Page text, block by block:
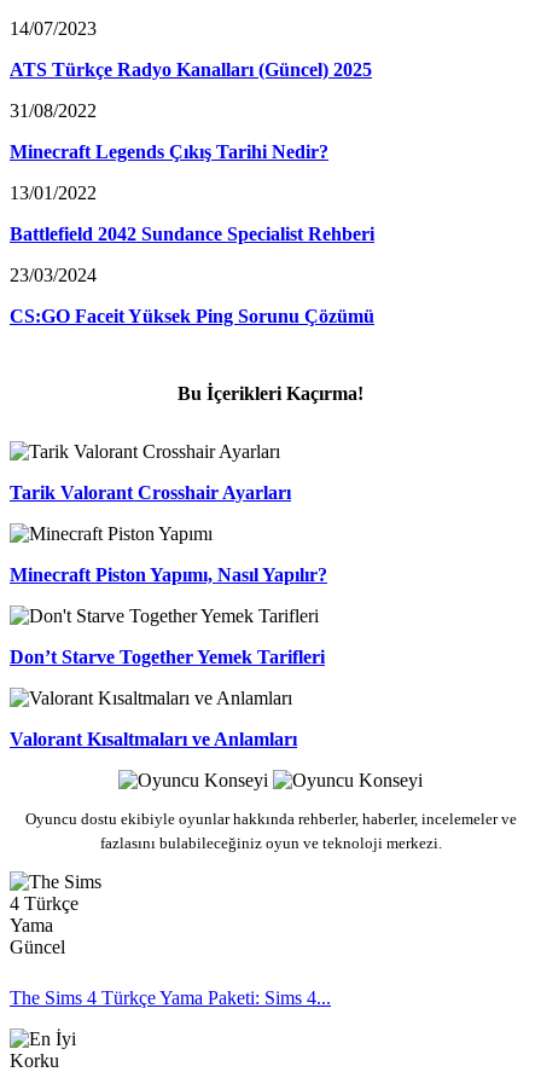
14/07/2023
ATS Türkçe Radyo Kanalları (Güncel) 2025
31/08/2022
Minecraft Legends Çıkış Tarihi Nedir?
13/01/2022
Battlefield 2042 Sundance Specialist Rehberi
23/03/2024
CS:GO Faceit Yüksek Ping Sorunu Çözümü
Bu İçerikleri Kaçırma!
Tarik Valorant Crosshair Ayarları
Minecraft Piston Yapımı, Nasıl Yapılır?
Don’t Starve Together Yemek Tarifleri
Valorant Kısaltmaları ve Anlamları
Oyuncu dostu ekibiyle oyunlar hakkında rehberler, haberler, incelemeler ve
fazlasını bulabileceğiniz oyun ve teknoloji merkezi.
The Sims 4 Türkçe Yama Paketi: Sims 4...